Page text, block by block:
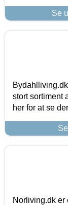
Se
stort sortiment
her for at se
Norliving.dk er